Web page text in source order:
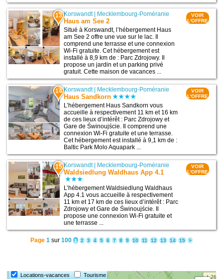
13 Korswandt| Mecklembourg-Poméranie
Haus am See 2
Situé à Korswandt, l’hébergement Haus
am See 2 offre une vue sur le lac. Il
comprend une terrasse et une connexion
Wi-Fi gratuite. Cet hébergement est
installé à 8,9 km de : Parc Zdrojowy. Il
propose un jardin et un parking privé
gratuit. Cette maison de vacances ...
VOIR
L'OFFRE
14 Korswandt| Mecklembourg-Poméranie
Haus Sandkorn
L’hébergement Haus Sandkorn vous
accueille à respectivement 11 km et 16 km
de ces lieux d’intérêt : Parc Zdrojowy et
Gare de Świnoujście. Il comprend une
connexion Wi-Fi gratuite et une terrasse.
Cet hébergement est installé à 9,1 km de :
Baltic Park Molo Aquapark ...
VOIR
L'OFFRE
15 Korswandt| Mecklembourg-Poméranie
Waldsiedlung Waldhaus App 4.1
L’hébergement Waldsiedlung Waldhaus
App 4.1 vous accueille à respectivement
11 km et 17 km de ces lieux d’intérêt : Parc
Zdrojowy et Gare de Świnoujście. Il
propose une connexion Wi-Fi gratuite et
une terrasse ...
VOIR
L'OFFRE
Page 1 sur 100 1 2 3 4 5 6 7 8 9 10 11 12 13 14 15 >
Locations-vacances Tourisme